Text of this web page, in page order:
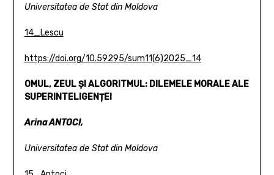
Universitatea de Stat din Moldova
14_Lescu
https://doi.org/10.59295/sum11(6)2025_14
OMUL, ZEUL ȘI ALGORITMUL: DILEMELE MORALE ALE
SUPERINTELIGENȚEI
Arina ANTOCI,
Universitatea de Stat din Moldova